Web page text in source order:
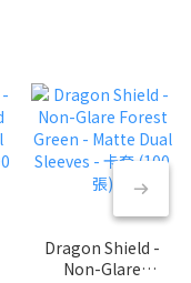
Dragon Shield -
Non-Glare